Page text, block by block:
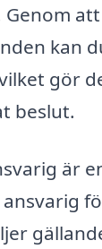
kan
gör
beslut.
är